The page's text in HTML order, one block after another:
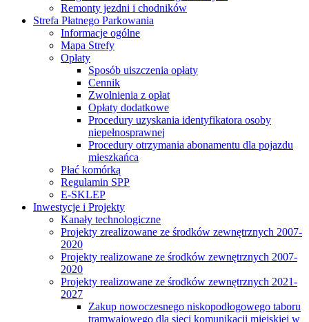
Remonty jezdni i chodników
Strefa Płatnego Parkowania
Informacje ogólne
Mapa Strefy
Opłaty
Sposób uiszczenia opłaty
Cennik
Zwolnienia z opłat
Opłaty dodatkowe
Procedury uzyskania identyfikatora osoby
niepełnosprawnej
Procedury otrzymania abonamentu dla pojazdu
mieszkańca
Płać komórką
Regulamin SPP
E-SKLEP
Inwestycje i Projekty
Kanały technologiczne
Projekty zrealizowane ze środków zewnętrznych 2007-
2020
Projekty realizowane ze środków zewnętrznych 2007-
2020
Projekty realizowane ze środków zewnętrznych 2021-
2027
Zakup nowoczesnego niskopodłogowego taboru
tramwajowego dla sieci komunikacji miejskiej w